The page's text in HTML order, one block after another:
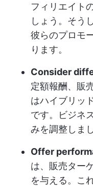
フィリエイト
しょう。そう
彼らのプロモ
ります。
Consider
定額報酬、販
はハイブリッ
です。ビジネ
みを調整しま
Offer
は、販売ター
を与える。こ